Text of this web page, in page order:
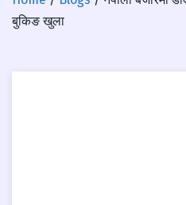
बुकिङ खुला